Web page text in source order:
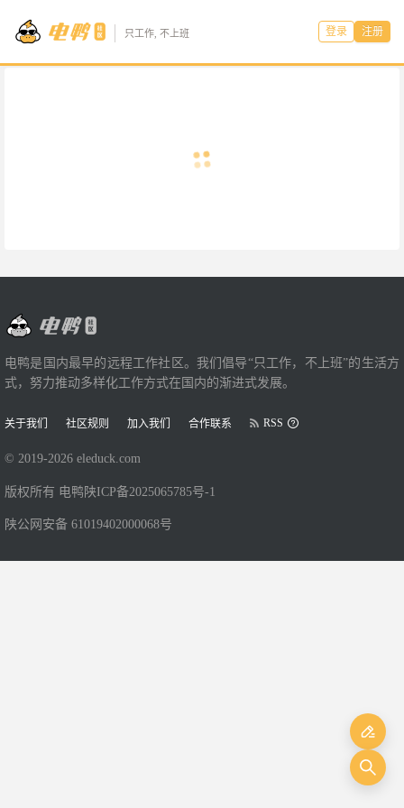
只工作, 不上班 登录 注册
电鸭是国内最早的远程工作社区。我们倡导“只工作，不上班”的生活方
式，努力推动多样化工作方式在国内的渐进式发展。
关于我们 社区规则 加入我们 合作联系 RSS
© 2019-2026 eleduck.com
版权所有 电鸭 陕ICP备2025065785号-1
陕公网安备 61019402000068号